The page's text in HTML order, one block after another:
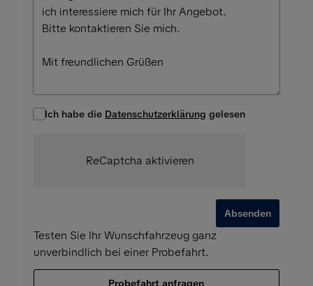
Ich habe die Datenschutzerklärung gelesen
ReCaptcha aktivieren
Absenden
Testen Sie Ihr Wunschfahrzeug ganz
unverbindlich bei einer Probefahrt.
Probefahrt anfragen